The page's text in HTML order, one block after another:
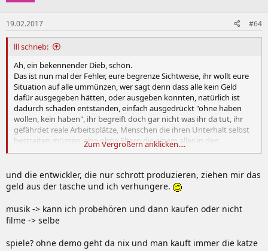
19.02.2017 #64
lll schrieb:
Ah, ein bekennender Dieb, schön.
Das ist nun mal der Fehler, eure begrenze Sichtweise, ihr wollt eure
Situation auf alle ummünzen, wer sagt denn dass alle kein Geld
dafür ausgegeben hätten, oder ausgeben konnten, natürlich ist
dadurch schaden entstanden, einfach ausgedrückt "ohne haben
wollen, kein haben", ihr begreift doch gar nicht was ihr da tut, ihr
gefährdet reale Arbeitsplätze, Menschen die ihren Unterhalt selbst
bestreiten müssen, also ohne Eltern die einem alles in den
Allerwertesten schieben, ihr vernichtet aktiv Arbeitsplätze, sag deine
wegen euch seinen Arbeitsplatz verloren hat und dessen Kindern
deswegen nichts bieten kann, ich an dessen stelle würde euch
physisch näher bringen welchen realen schaden du angerichtet
hast.
Zum Vergrößern anklicken....
und die entwickler, die nur schrott produzieren, ziehen mir das
geld aus der tasche und ich verhungere.
musik -> kann ich probehören und dann kaufen oder nicht
filme -> selbe
spiele? ohne demo geht da nix und man kauft immer die katze